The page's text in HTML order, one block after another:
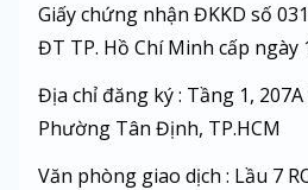
Giấy chứng nhận ĐKKD số
ĐT TP. Hồ Chí Minh cấp ngày
Địa chỉ đăng ký : Tầng 1,
Phường Tân Định, TP.HCM
Văn phòng giao dịch : Lầu 7